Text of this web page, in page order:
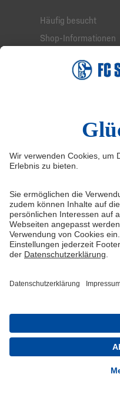
Häufig besucht
Shop-Informationen
Service-Hotline
Widerruf
Cookie-Einstellungen